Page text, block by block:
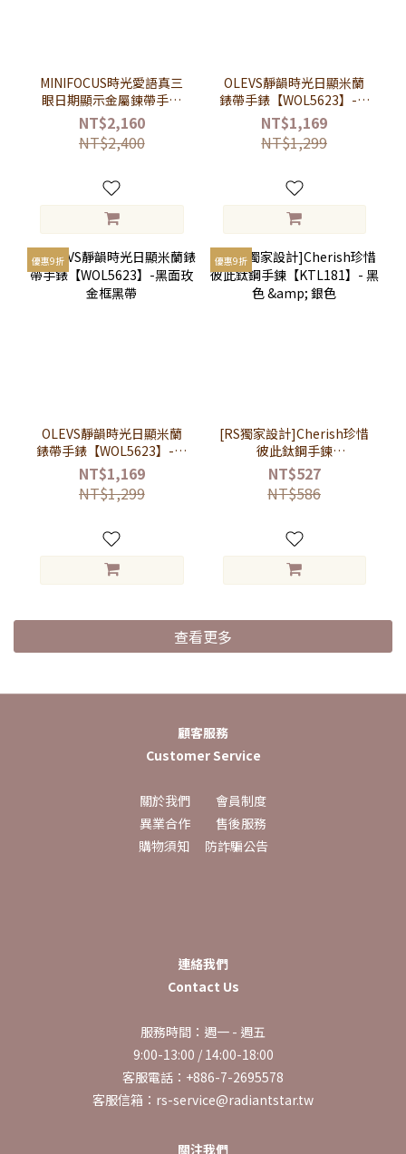
MINIFOCUS時光愛語真三
眼日期顯示金屬鍊帶手錶
【WMF0470】-藍面銀藍
帶
NT$2,160
NT$2,400
OLEVS靜韻時光日顯米蘭
錶帶手錶【WOL5623】-銀
面銀帶
NT$1,169
NT$1,299
優惠9折
OLEVS靜韻時光日顯米蘭
錶帶手錶【WOL5623】-黑
面玫金框黑帶
NT$1,169
NT$1,299
優惠9折
[RS獨家設計]Cherish珍惜
彼此鈦鋼手鍊
【KTL181】- 黑色 & 銀色
NT$527
NT$586
查看更多
顧客服務
Customer Service
關於我們
會員制度
異業合作
售後服務
購物須知
防詐騙公告
連絡我們
Contact Us
服務時間：週一 - 週五
9:00-13:00 / 14:00-18:00
客服電話：+886-7-2695578
客服信箱：rs-service@radiantstar.tw
關注我們